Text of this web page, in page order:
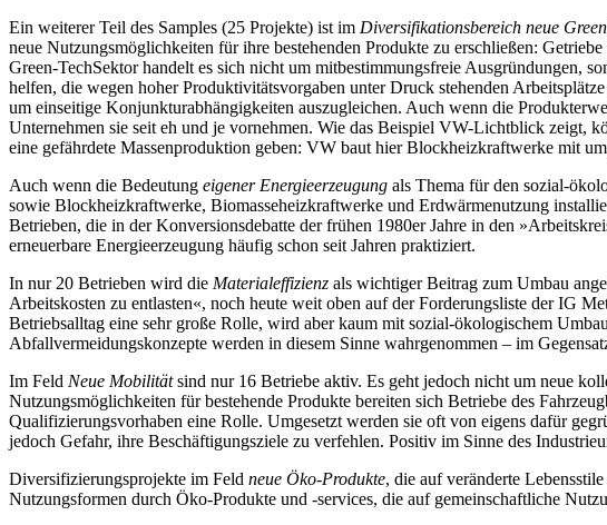
Ein weiterer Teil des Samples (25 Projekte) ist im Diversifikationsbereich neue
neue Nutzungsmöglichkeiten für ihre bestehenden Produkte zu erschließen:
Green-TechSektor handelt es sich nicht um mitbestimmungsfreie Ausgründungen,
helfen, die wegen hoher Produktivitätsvorgaben unter Druck stehenden
um einseitige Konjunkturabhängigkeiten auszugleichen. Auch wenn die
Unternehmen sie seit eh und je vornehmen. Wie das Beispiel VW-Lichtblick zeigt,
eine gefährdete Massenproduktion geben: VW baut hier Blockheizkraftwerke mit
Auch wenn die Bedeutung eigener Energieerzeugung als Thema für den sozial-
sowie Blockheizkraftwerke, Biomasseheizkraftwerke und Erdwärmenutzung
Betrieben, die in der Konversionsdebatte der frühen 1980er Jahre in den
erneuerbare Energieerzeugung häufig schon seit Jahren praktiziert.
In nur 20 Betrieben wird die Materialeffizienz als wichtiger Beitrag zum Umbau
Arbeitskosten zu entlasten«, noch heute weit oben auf der Forderungsliste der IG
Betriebsalltag eine sehr große Rolle, wird aber kaum mit sozial-ökologischem
Abfallvermeidungskonzepte werden in diesem Sinne wahrgenommen – im
Im Feld Neue Mobilitätsind nur 16 Betriebe aktiv. Es geht jedoch nicht um neue
Nutzungsmöglichkeiten für bestehende Produkte bereiten sich Betriebe des
Qualifizierungsvorhaben eine Rolle. Umgesetzt werden sie oft von eigens dafür
jedoch Gefahr, ihre Beschäftigungsziele zu verfehlen. Positiv im Sinne des
Diversifizierungsprojekte im Feld neue Öko-Produkte, die auf veränderte
Nutzungsformen durch Öko-Produkte und -services, die auf gemeinschaftliche